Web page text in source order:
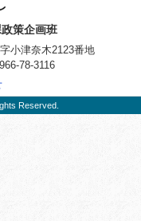
策企画班
小津奈木2123番地
78-3116
Reserved.